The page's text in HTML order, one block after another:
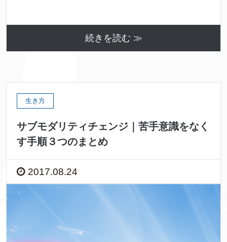
続きを読む ≫
生き方
サブモダリティチェンジ｜苦手意識をなく
す手順３つのまとめ
2017.08.24